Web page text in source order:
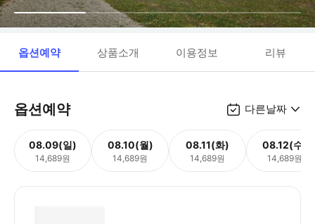
옵션예약 상품소개 이용정보 리뷰
옵션예약 다른날짜
08.09(일)
14,689원
08.10(월)
14,689원
08.11(화)
14,689원
08.12(수)
14,689원